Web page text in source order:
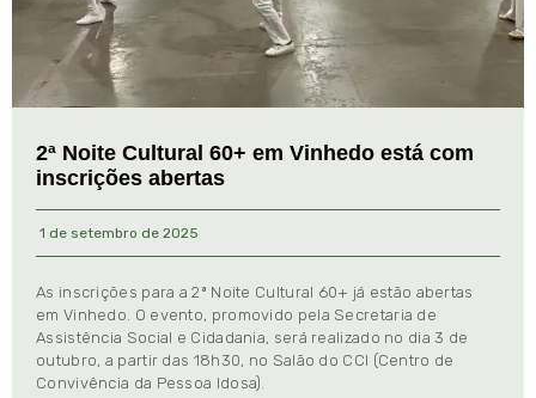
2ª Noite Cultural 60+ em Vinhedo está com
inscrições abertas
1 de setembro de 2025
As inscrições para a 2ª Noite Cultural 60+ já estão abertas
em Vinhedo. O evento, promovido pela Secretaria de
Assistência Social e Cidadania, será realizado no dia 3 de
outubro, a partir das 18h30, no Salão do CCI (Centro de
Convivência da Pessoa Idosa).